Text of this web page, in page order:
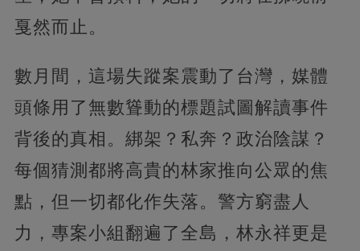
戛然而止。
數月間，這場失蹤案震動了台灣，媒體
頭條用了無數聳動的標題試圖解讀事件
背後的真相。綁架？私奔？政治陰謀？
每個猜測都將高貴的林家推向公眾的焦
點，但一切都化作失落。警方窮盡人
力，專案小組翻遍了全島，林永祥更是